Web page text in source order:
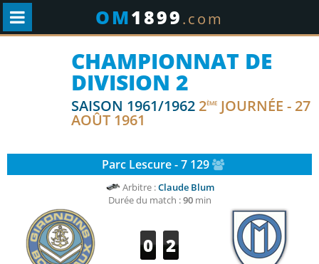
OM1899.com
CHAMPIONNAT DE
DIVISION 2
SAISON 1961/1962 2ÈME JOURNÉE - 27
AOÛT 1961
Parc Lescure - 7 129
Arbitre :Claude Blum
Durée du match :90min
0 2